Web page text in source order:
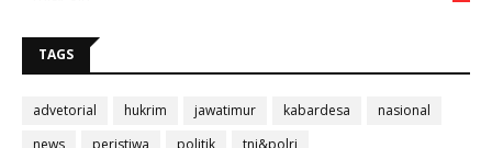
TAGS
advetorial hukrim jawatimur kabardesa
nasional